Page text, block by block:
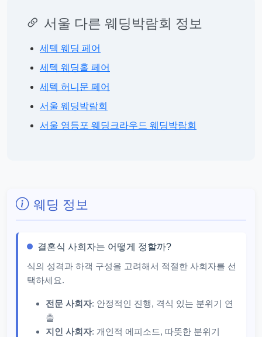
서울 다른 웨딩박람회 정보
세텍 웨딩 페어
세텍 웨딩홀 페어
세텍 허니문 페어
서울 웨딩박람회
서울 영등포 웨딩크라우드 웨딩박람회
웨딩 정보
결혼식 사회자는 어떻게 정할까?
식의 성격과 하객 구성을 고려해서 적절한 사회자를 선
택하세요.
전문 사회자: 안정적인 진행, 격식 있는 분위기 연
출
지인 사회자: 개인적 에피소드, 따뜻한 분위기